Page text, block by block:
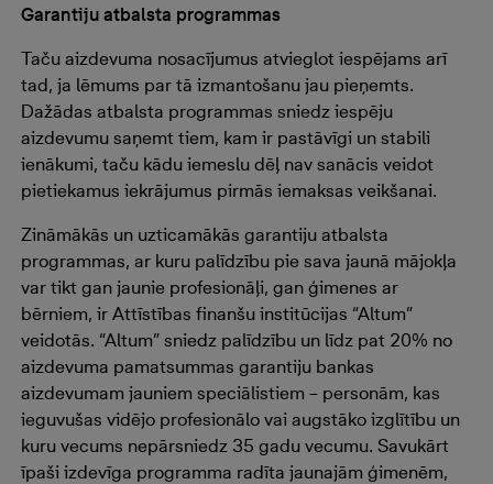
Garantiju atbalsta programmas
Taču aizdevuma nosacījumus atvieglot iespējams arī
tad, ja lēmums par tā izmantošanu jau pieņemts.
Dažādas atbalsta programmas sniedz iespēju
aizdevumu saņemt tiem, kam ir pastāvīgi un stabili
ienākumi, taču kādu iemeslu dēļ nav sanācis veidot
pietiekamus iekrājumus pirmās iemaksas veikšanai.
Zināmākās un uzticamākās garantiju atbalsta
programmas, ar kuru palīdzību pie sava jaunā mājokļa
var tikt gan jaunie profesionāļi, gan ģimenes ar
bērniem, ir Attīstības finanšu institūcijas “Altum”
veidotās. “Altum” sniedz palīdzību un līdz pat 20% no
aizdevuma pamatsummas garantiju bankas
aizdevumam jauniem speciālistiem – personām, kas
ieguvušas vidējo profesionālo vai augstāko izglītību un
kuru vecums nepārsniedz 35 gadu vecumu. Savukārt
īpaši izdevīga programma radīta jaunajām ģimenēm,